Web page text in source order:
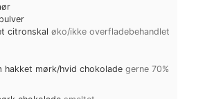
citronskal øko/ikke overfladebehandlet
hakket mørk/hvid chokolade gerne 70%